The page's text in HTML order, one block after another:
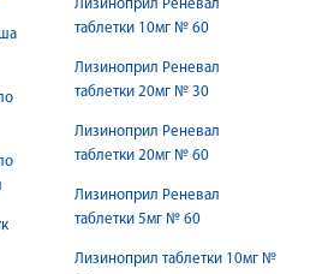
Лизиноприл Реневал
таблетки 10мг № 60
Лизиноприл Реневал
таблетки 20мг № 30
Лизиноприл Реневал
таблетки 20мг № 60
Лизиноприл Реневал
таблетки 5мг № 60
Лизиноприл таблетки 10мг №